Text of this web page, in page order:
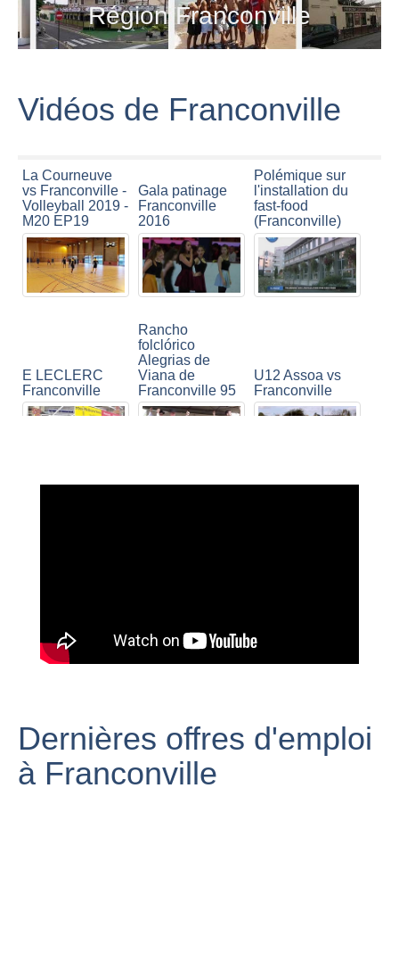
Région Franconville
Vidéos de Franconville
La Courneuve
vs Franconville -
Volleyball 2019 -
M20 EP19
Gala patinage
Franconville
2016
Polémique sur
l'installation du
fast-food
(Franconville)
E LECLERC
Franconville
Rancho
folclórico
Alegrias de
Viana de
Franconville 95
U12 Assoa vs
Franconville
Forum des
Associations
Dernières offres d'emploi
à Franconville